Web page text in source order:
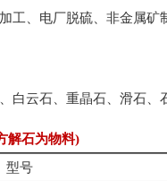
、电厂脱硫、非金属矿
云石、重晶石、滑石、
解石为物料)
型号